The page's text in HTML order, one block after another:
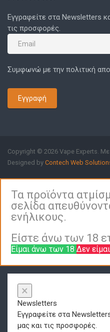
Εγγραφείτε στα Newsletters
τις προσφορές.
Συμφωνώ με την πολιτική
Εγγραφή
Copyright © 2026 Vape Experts. Με
Designed by Contech Web
Τα προϊόντα
σελίδα
ενήλικους.
Είστε άνω των 18
Είμαι άνω των 18 Δεν
×
Newsletters
Εγγραφείτε στα
μας και τις προσφορές.